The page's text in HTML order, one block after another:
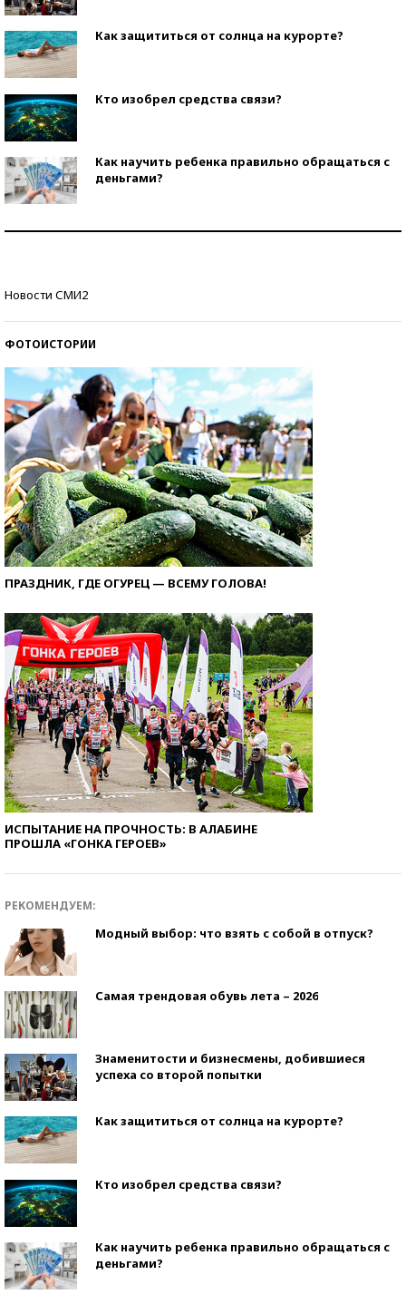
Как защититься от солнца на курорте?
Кто изобрел средства связи?
Как научить ребенка правильно обращаться с
деньгами?
Новости СМИ2
ФОТОИСТОРИИ
ПРАЗДНИК, ГДЕ ОГУРЕЦ — ВСЕМУ ГОЛОВА!
ИСПЫТАНИЕ НА ПРОЧНОСТЬ: В АЛАБИНЕ
ПРОШЛА «ГОНКА ГЕРОЕВ»
РЕКОМЕНДУЕМ:
Модный выбор: что взять с собой в отпуск?
Самая трендовая обувь лета – 2026
Знаменитости и бизнесмены, добившиеся
успеха со второй попытки
Как защититься от солнца на курорте?
Кто изобрел средства связи?
Как научить ребенка правильно обращаться с
деньгами?